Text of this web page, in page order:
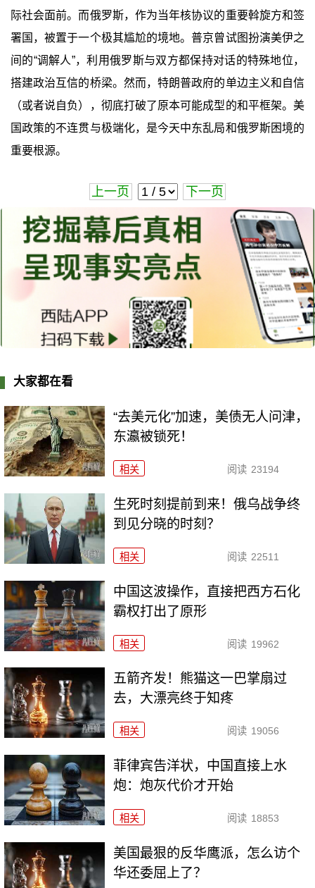
际社会面前。而俄罗斯，作为当年核协议的重要斡旋方和签
署国，被置于一个极其尴尬的境地。普京曾试图扮演美伊之
间的“调解人”，利用俄罗斯与双方都保持对话的特殊地位，
搭建政治互信的桥梁。然而，特朗普政府的单边主义和自信
（或者说自负），彻底打破了原本可能成型的和平框架。美
国政策的不连贯与极端化，是今天中东乱局和俄罗斯困境的
重要根源。
上一页 下一页
大家都在看
“去美元化”加速，美债无人问津，
东瀛被锁死！
相关 阅读 23194
生死时刻提前到来！俄乌战争终
到见分晓的时刻？
相关 阅读 22511
中国这波操作，直接把西方石化
霸权打出了原形
相关 阅读 19962
五箭齐发！熊猫这一巴掌扇过
去，大漂亮终于知疼
相关 阅读 19056
菲律宾告洋状，中国直接上水
炮：炮灰代价才开始
相关 阅读 18853
美国最狠的反华鹰派，怎么访个
华还委屈上了？